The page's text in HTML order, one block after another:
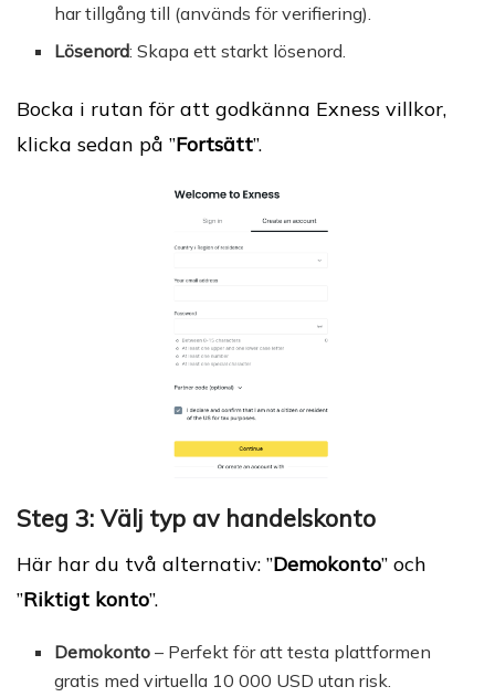
har tillgång till (används för verifiering).
Lösenord: Skapa ett starkt lösenord.
Bocka i rutan för att godkänna Exness villkor,
klicka sedan på ”Fortsätt”.
Steg 3: Välj typ av handelskonto
Här har du två alternativ: ”Demokonto” och
”Riktigt konto”.
Demokonto – Perfekt för att testa plattformen
gratis med virtuella 10 000 USD utan risk.